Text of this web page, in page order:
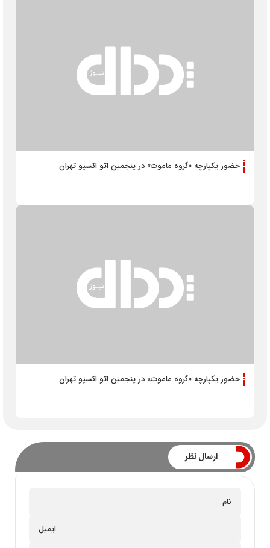
حضور یکپارچه «گروه ماموت» در پنجمین اتو اکسپو تهران
حضور یکپارچه «گروه ماموت» در پنجمین اتو اکسپو تهران
ارسال نظر